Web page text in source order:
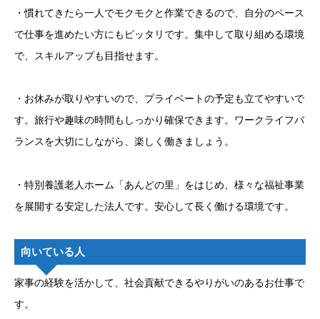
・慣れてきたら一人でモクモクと作業できるので、自分のペース
で仕事を進めたい方にもピッタリです。集中して取り組める環境
で、スキルアップも目指せます。
・お休みが取りやすいので、プライベートの予定も立てやすいで
す。旅行や趣味の時間もしっかり確保できます。ワークライフバ
ランスを大切にしながら、楽しく働きましょう。
・特別養護老人ホーム「あんどの里」をはじめ、様々な福祉事業
を展開する安定した法人です。安心して長く働ける環境です。
向いている人
家事の経験を活かして、社会貢献できるやりがいのあるお仕事で
す。